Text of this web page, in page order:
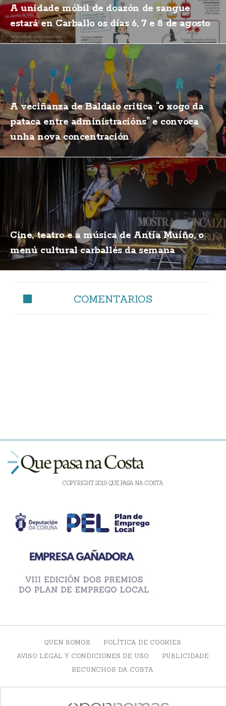
A unidade móbil de doazón de sangue
estará en Carballo os días 6, 7 e 8 de agosto
A veciñanza de Baldaio critica “o xogo da
pataca entre administracións” e convoca
unha nova concentración
Cine, teatro e a música de Antía Muíño, o
menú cultural carballés da semana
COMENTARIOS
COPYRIGHT 2019 QUE PASA NA COSTA
QUEN SOMOS
POLÍTICA DE COOKIES
AVISO LEGAL Y CONDICIONES DE USO
PUBLICIDADE
RECUNCHOS DA COSTA